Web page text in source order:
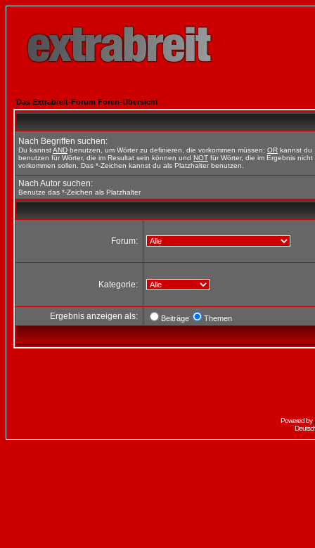
Das Extrabreit-Forum Foren-Übersicht
Nach Begriffen suchen:
Du kannstAND benutzen, um Wörter zu definieren, die vorkommen müssen; OR kannst du
benutzen für Wörter, die im Resultat sein können und NOT für Wörter, die im Ergebnis nicht
vorkommen sollen. Das *-Zeichen kannst du als Platzhalter benutzen.
Nach Autor suchen:
Benutze das *-Zeichen als Platzhalter
Forum:
Kategorie:
Ergebnis anzeigen als: Beiträge Themen
Powered by